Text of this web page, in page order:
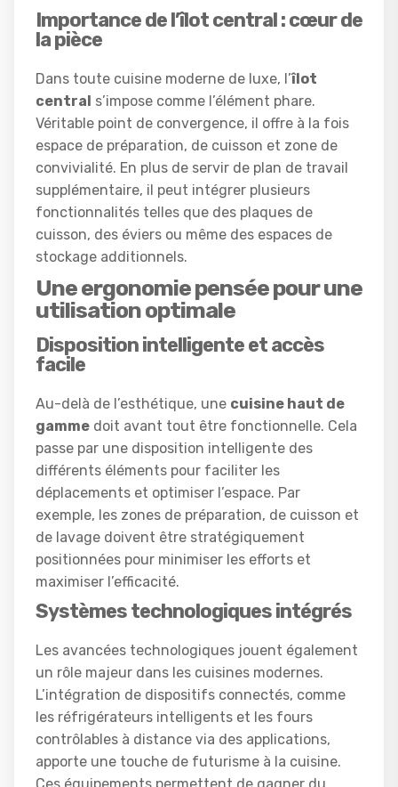
Importance de l’îlot central : cœur de
la pièce
Dans toute cuisine moderne de luxe, l’îlot
central s’impose comme l’élément phare.
Véritable point de convergence, il offre à la fois
espace de préparation, de cuisson et zone de
convivialité. En plus de servir de plan de travail
supplémentaire, il peut intégrer plusieurs
fonctionnalités telles que des plaques de
cuisson, des éviers ou même des espaces de
stockage additionnels.
Une ergonomie pensée pour une
utilisation optimale
Disposition intelligente et accès
facile
Au-delà de l’esthétique, une cuisine haut de
gamme doit avant tout être fonctionnelle. Cela
passe par une disposition intelligente des
différents éléments pour faciliter les
déplacements et optimiser l’espace. Par
exemple, les zones de préparation, de cuisson et
de lavage doivent être stratégiquement
positionnées pour minimiser les efforts et
maximiser l’efficacité.
Systèmes technologiques intégrés
Les avancées technologiques jouent également
un rôle majeur dans les cuisines modernes.
L’intégration de dispositifs connectés, comme
les réfrigérateurs intelligents et les fours
contrôlables à distance via des applications,
apporte une touche de futurisme à la cuisine.